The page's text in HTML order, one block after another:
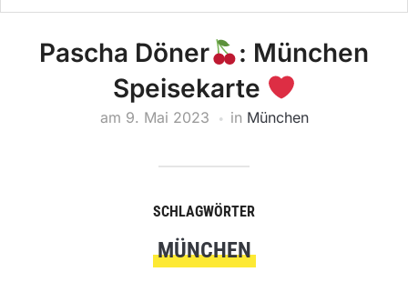
Pascha Döner
: München
Speisekarte
am 9. Mai 2023 in München
SCHLAGWÖRTER
MÜNCHEN